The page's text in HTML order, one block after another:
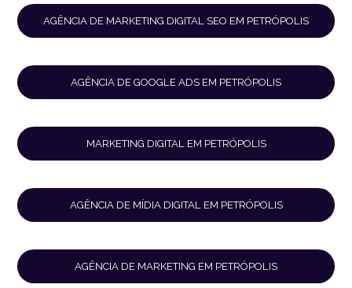
AGÊNCIA DE MARKETING DIGITAL SEO EM PETRÓPOLIS
AGÊNCIA DE GOOGLE ADS EM PETRÓPOLIS
MARKETING DIGITAL EM PETRÓPOLIS
AGÊNCIA DE MÍDIA DIGITAL EM PETRÓPOLIS
AGÊNCIA DE MARKETING EM PETRÓPOLIS